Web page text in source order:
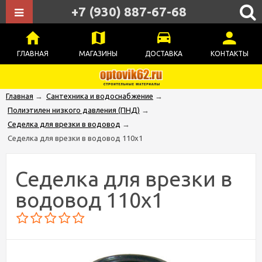
ГЛАВНАЯ МАГАЗИНЫ ДОСТАВКА КОНТАКТЫ
+7 (930) 887-67-68
Главная → Сантехника и водоснабжение →
Полиэтилен низкого давления (ПНД) →
Седелка для врезки в водовод →
Седелка для врезки в водовод 110х1
Седелка для врезки в
водовод 110х1